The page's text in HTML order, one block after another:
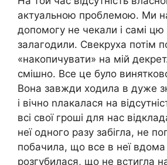
актуальною проблемою. Ми
допомогу не чекали і самі
залагодили. Свекруха потім
«накопичувати» на мій
смішно. Все це було
Вона завжди ходила в дуже
і вічно nлакалася на
всі свої гроші для нас
неї одного разу забігла, не
побачила, що все в неї
розгубилася, що не встигла